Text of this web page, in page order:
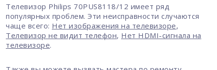
Телевизор Philips 70PUS8118/12 имеет ряд
популярных проблем. Эти неисправности случаются
чаще всего: Нет изображения на телевизоре,
Телевизор не видит телефон, Нет HDMI-сигнала на
телевизоре.